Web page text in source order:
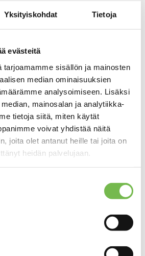
Yksityiskohdat Tietoja
evästeitä
tarjoamamme sisällön ja mainosten
median ominaisuuksien
analysoimiseen. Lisäksi
mainosalan ja analytiikka-
tietoja siitä, miten käytät
voivat yhdistää näitä
joita olet antanut heille tai joita on
heidän palvelujaan.
Tarjolla kätevä parkkituote
pysäköintikohde
palvelee matkailuautoilijoita ja -
tuomia pysäköintimuutoksia
information concerning some
summer 2026.
23.5.2026 -> Peräkonttikirppis